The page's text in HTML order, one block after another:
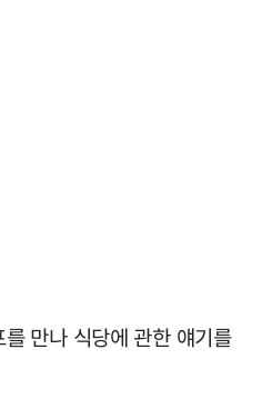
만나 식당에 관한 얘기를